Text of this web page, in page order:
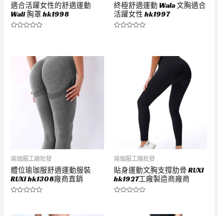
適合活躍女性的舒適運動
Wali 胸罩 hk1998
終極舒適運動 Wala 文胸適合
活躍女性 hk1997
瑜珈服工廠批發
體位瑜珈服舒適運動服裝
RUXI hk1308廠商直銷
瑜珈服工廠批發
貼身運動文胸支撐肋骨 RUXI
hk1927工廠製造商廠商